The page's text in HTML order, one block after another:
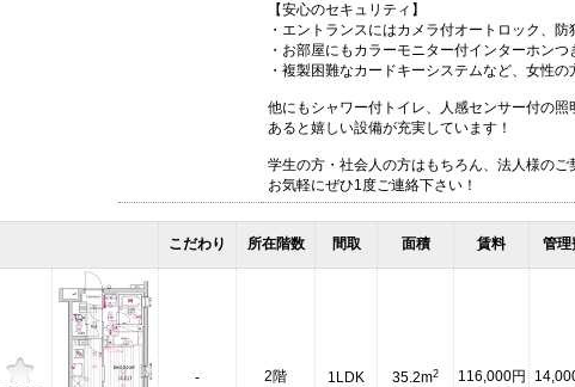
【安心のセキュリティ】
・エントランスにはカメラ付オートロック、防
・お部屋にもカラーモニター付インターホンつ
・複製困難なカードキーシステムなど、女性
他にもシャワー付トイレ、人感センサー付の
あると嬉しい設備が充実しています！
学生の方・社会人の方はもちろん、法人様の
お気軽にぜひ1度ご連絡下さい！
こだわり 所在階数 間取 面積 賃料 管理
- 2階 1LDK 35.2m2 116,000円